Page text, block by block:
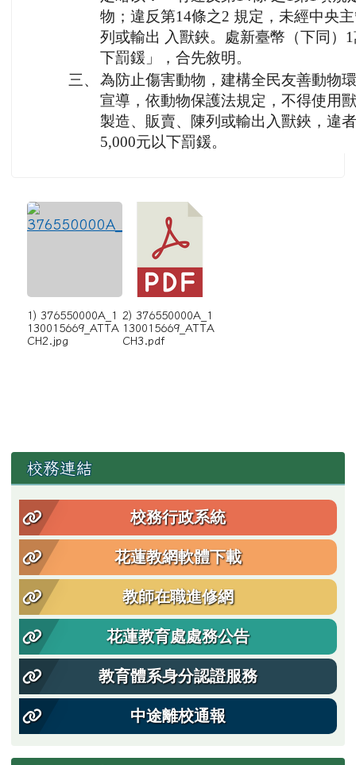
物；違反第14條之2 規定，未經中央
列或輸出 入獸鋏。處新臺幣（下同）
下罰鍰」，合先敘明。
三、 為防止傷害動物，建構全民友善動物
宣導，依動物保護法規定，不得使用
製造、販賣、陳列或輸出入獸鋏，違
5,000元以下罰鍰。
1) 376550000A_1
130015669_ATTA
CH2.jpg
2) 376550000A_1
130015669_ATTA
CH3.pdf
左邊區域內容
校務連結
校務行政系統
花蓮教網軟體下載
教師在職進修網
花蓮教育處處務公告
教育體系身分認證服務
中途離校通報